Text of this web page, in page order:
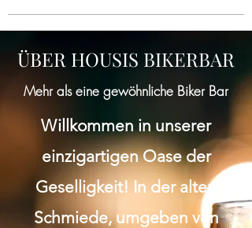
ÜBER HOUSIS BIKERBAR
Mehr als eine gewöhnliche Biker Bar
Willkommen in unserer
einzigartigen Oase der
Geselligkeit! In der alten
Schmiede, umgeben von